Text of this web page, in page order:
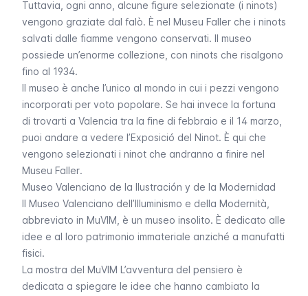
Tuttavia, ogni anno, alcune figure selezionate (i ninots)
vengono graziate dal falò. È nel Museu Faller che i ninots
salvati dalle fiamme vengono conservati. Il museo
possiede un’enorme collezione, con ninots che risalgono
fino al 1934.
Il museo è anche l’unico al mondo in cui i pezzi vengono
incorporati per voto popolare. Se hai invece la fortuna
di trovarti a Valencia tra la fine di febbraio e il 14 marzo,
puoi andare a vedere l’Exposició del Ninot. È qui che
vengono selezionati i ninot che andranno a finire nel
Museu Faller.
Museo Valenciano de la Ilustración y de la Modernidad
Il Museo Valenciano dell’Illuminismo e della Modernità,
abbreviato in MuVIM , è un museo insolito. È dedicato alle
idee e al loro patrimonio immateriale anziché a manufatti
fisici.
La mostra del MuVIM L’avventura del pensiero è
dedicata a spiegare le idee che hanno cambiato la